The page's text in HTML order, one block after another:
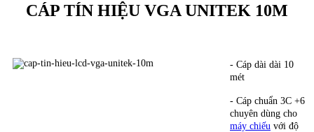
CÁP TÍN HIỆU VGA UNITEK 10M
- Cáp dài dài 10
mét
- Cáp chuẩn 3C +6
chuyên dùng cho
máy chiếu với độ